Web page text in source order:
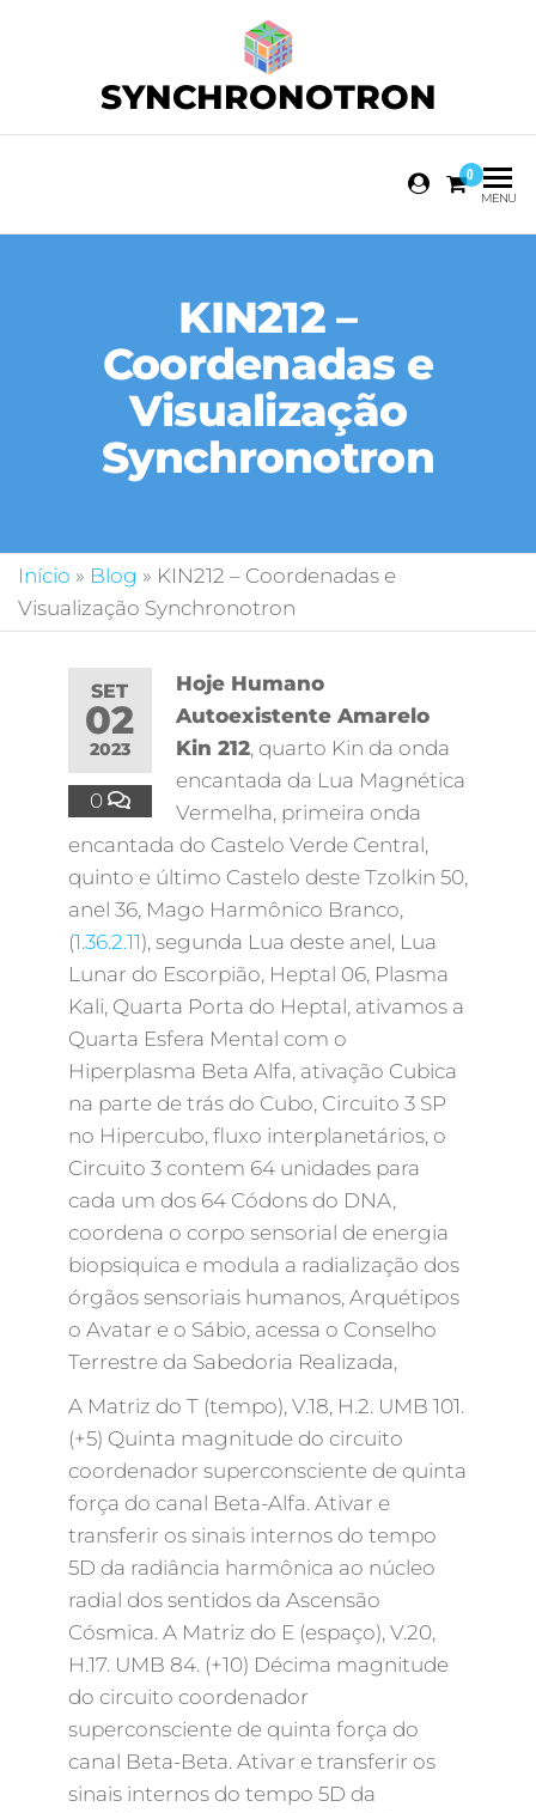
SYNCHRONOTRON
0
MENU
KIN212 –
Coordenadas e
Visualização
Synchronotron
Início » Blog » KIN212 – Coordenadas e
Visualização Synchronotron
SET
02
2023
0
Hoje Humano
Autoexistente Amarelo
Kin 212, quarto Kin da onda
encantada da Lua Magnética
Vermelha, primeira onda
encantada do Castelo Verde Central,
quinto e último Castelo deste Tzolkin 50,
anel 36, Mago Harmônico Branco,
(1.36.2.11), segunda Lua deste anel, Lua
Lunar do Escorpião, Heptal 06, Plasma
Kali, Quarta Porta do Heptal, ativamos a
Quarta Esfera Mental com o
Hiperplasma Beta Alfa, ativação Cubica
na parte de trás do Cubo, Circuito 3 SP
no Hipercubo, fluxo interplanetários, o
Circuito 3 contem 64 unidades para
cada um dos 64 Códons do DNA,
coordena o corpo sensorial de energia
biopsiquica e modula a radialização dos
órgãos sensoriais humanos, Arquétipos
o Avatar e o Sábio, acessa o Conselho
Terrestre da Sabedoria Realizada,
A Matriz do T (tempo), V.18, H.2. UMB 101.
(+5) Quinta magnitude do circuito
coordenador superconsciente de quinta
força do canal Beta-Alfa. Ativar e
transferir os sinais internos do tempo
5D da radiância harmônica ao núcleo
radial dos sentidos da Ascensão
Cósmica. A Matriz do E (espaço), V.20,
H.17. UMB 84. (+10) Décima magnitude
do circuito coordenador
superconsciente de quinta força do
canal Beta-Beta. Ativar e transferir os
sinais internos do tempo 5D da